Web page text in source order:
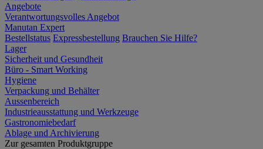
Angebote
Verantwortungsvolles Angebot
Manutan Expert
Bestellstatus Expressbestellung Brauchen Sie Hilfe?
Lager
Sicherheit und Gesundheit
Büro - Smart Working
Hygiene
Verpackung und Behälter
Aussenbereich
Industrieausstattung und Werkzeuge
Gastronomiebedarf
Ablage und Archivierung
Zur gesamten Produktgruppe